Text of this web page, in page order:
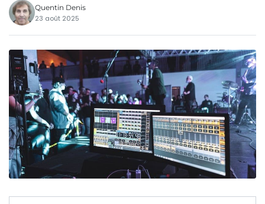
Quentin Denis
23 août 2025